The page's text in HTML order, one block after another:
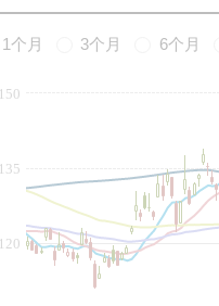
1个月 3个月 6个月
120
135
150